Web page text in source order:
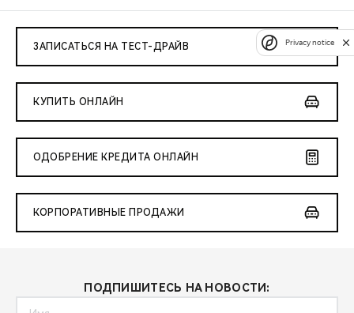
ЗАПИСАТЬСЯ НА ТЕСТ-ДРАЙВ
КУПИТЬ ОНЛАЙН
ОДОБРЕНИЕ КРЕДИТА ОНЛАЙН
КОРПОРАТИВНЫЕ ПРОДАЖИ
ПОДПИШИТЕСЬ НА НОВОСТИ:
Privacy notice